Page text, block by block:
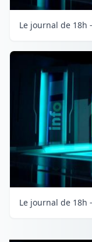
Le journal de 18h
Le journal de 18h